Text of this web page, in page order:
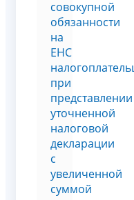
совокупной
обязанности
на
ЕНС
при
представлении
уточненной
налоговой
декларации
с
увеличенной
суммой